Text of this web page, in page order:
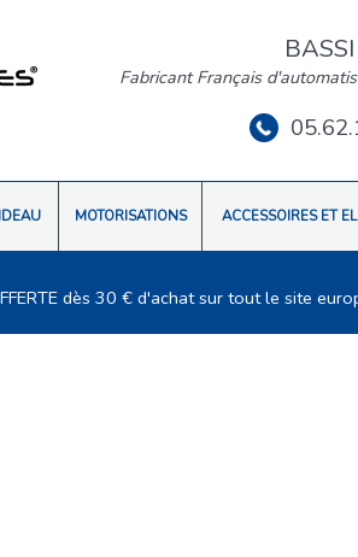
Fabricant Français
MOTORISATIONS ACCESSOIRES ET
dès 30 € d'achat sur tout le site